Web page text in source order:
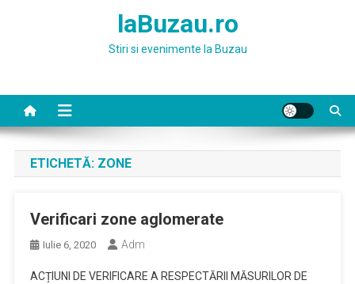
laBuzau.ro
Stiri si evenimente la Buzau
ETICHETĂ: ZONE
Verificari zone aglomerate
Iulie 6, 2020 Adm
ACȚIUNI DE VERIFICARE A RESPECTĂRII MĂSURILOR DE